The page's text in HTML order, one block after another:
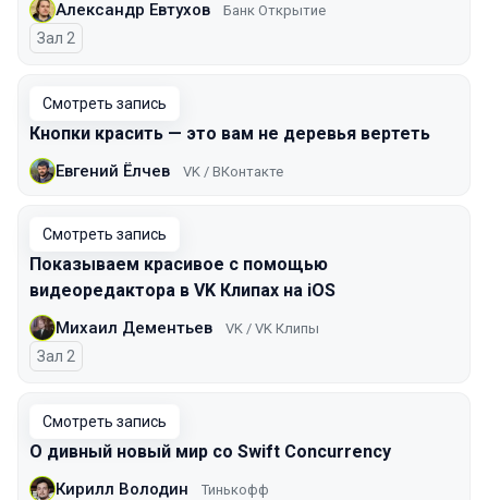
Александр Евтухов Банк Открытие
Зал 2
Смотреть запись
Кнопки красить — это вам не деревья вертеть
Евгений Ёлчев VK / ВКонтакте
Смотреть запись
Показываем красивое с помощью
видеоредактора в VK Клипах на iOS
Михаил Дементьев VK / VK Клипы
Зал 2
Смотреть запись
О дивный новый мир со Swift Concurrency
Кирилл Володин Тинькофф